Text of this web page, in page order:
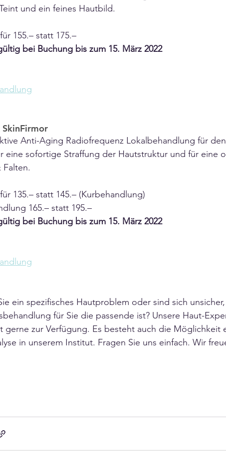
und ein feines Hautbild.
155.– statt 175.–
bei Buchung bis zum 15. März 2022
SkinFirmor
Anti-Aging Radiofrequenz Lokalbehandlung für
eine sofortige Straffung der Hautstruktur und für eine
Falten.
135.– statt 145.– (Kurbehandlung)
165.– statt 195.–
bei Buchung bis zum 15. März 2022
ein spezifisches Hautproblem oder sind sich
für Sie die passende ist? Unsere Haut-
gerne zur Verfügung. Es besteht auch die Möglichkeit
in unserem Institut. Fragen Sie uns einfach. Wir